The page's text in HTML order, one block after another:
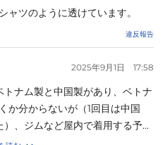
ャツのように透けています。
違反報告
2025年9月1日 17:58
ナム製と中国製があり、ベトナ
か分からないが（1回目は中国
、ジムなど屋内で着用する予定